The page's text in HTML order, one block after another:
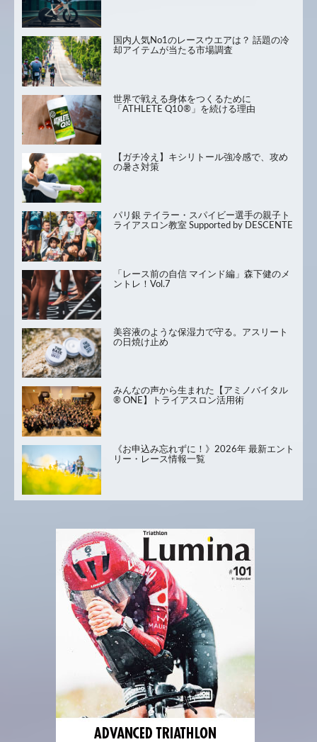
国内人気No1のレースウエアは？ 話題の冷
却アイテムが当たる市場調査
世界で戦える身体をつくるために
「ATHLETE Q10®」を続ける理由
【ガチ冷え】キシリトール強冷感で、攻め
の暑さ対策
パリ銀 テイラー・スパイビー選手の親子ト
ライアスロン教室 Supported by DESCENTE
「レース前の自信 マインド編」森下健のメ
ントレ！Vol.7
美容液のような保湿力で守る。アスリート
の日焼け止め
みんなの声から生まれた【アミノバイタル
® ONE】トライアスロン活用術
《お申込み忘れずに！》2026年 最新エント
リー・レース情報一覧